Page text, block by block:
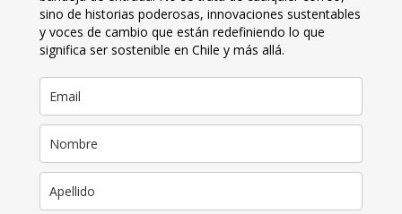
sino de historias poderosas, innovaciones sustentables
y voces de cambio que están redefiniendo lo que
significa ser sostenible en Chile y más allá.